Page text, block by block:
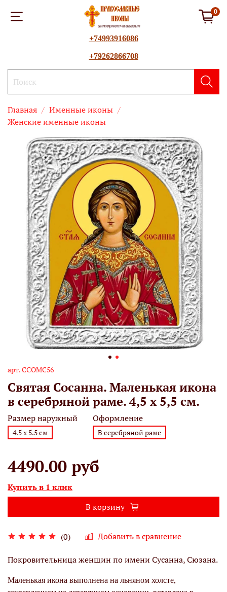
0
+74993916086
+79262866708
Главная
Именные иконы
Женские именные иконы
арт.ССОМС56
Святая Сосанна. Маленькая икона
в серебряной раме. 4,5 х 5,5 см.
(0) Добавить в сравнение
Размер наружный
4.5 х 5.5 см
Оформление
В серебряной раме
4490.00 руб
Купить в 1 клик
В корзину
Покровительница женщин по имени Сусанна, Сюзана.
Маленькая икона выполнена на льняном холсте,